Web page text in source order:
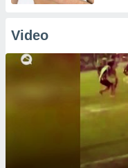
Video